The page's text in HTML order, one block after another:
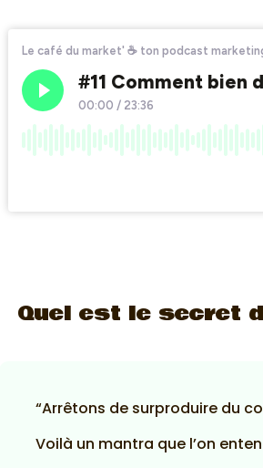
Quel est le secret
“Arrêtons de surproduire du
Voilà un mantra que l’on